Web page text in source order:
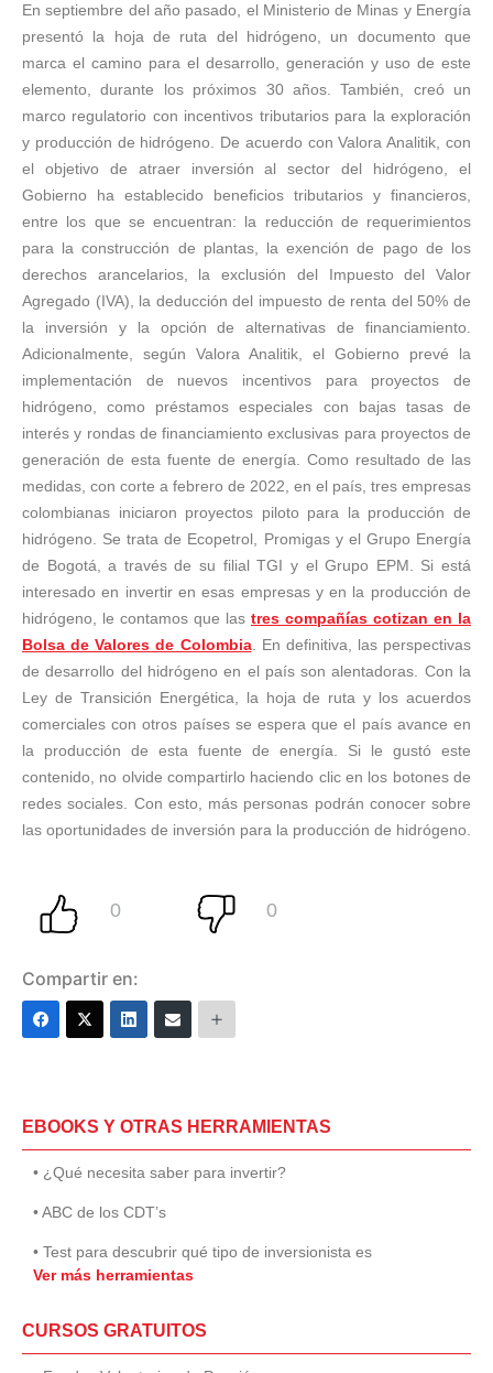
En septiembre del año pasado, el Ministerio de Minas y Energía
presentó la hoja de ruta del hidrógeno, un documento que
marca el camino para el desarrollo, generación y uso de este
elemento, durante los próximos 30 años. También, creó un
marco regulatorio con incentivos tributarios para la exploración
y producción de hidrógeno. De acuerdo con Valora Analitik, con
el objetivo de atraer inversión al sector del hidrógeno, el
Gobierno ha establecido beneficios tributarios y financieros,
entre los que se encuentran: la reducción de requerimientos
para la construcción de plantas, la exención de pago de los
derechos arancelarios, la exclusión del Impuesto del Valor
Agregado (IVA), la deducción del impuesto de renta del 50% de
la inversión y la opción de alternativas de financiamiento.
Adicionalmente, según Valora Analitik, el Gobierno prevé la
implementación de nuevos incentivos para proyectos de
hidrógeno, como préstamos especiales con bajas tasas de
interés y rondas de financiamiento exclusivas para proyectos de
generación de esta fuente de energía. Como resultado de las
medidas, con corte a febrero de 2022, en el país, tres empresas
colombianas iniciaron proyectos piloto para la producción de
hidrógeno. Se trata de Ecopetrol, Promigas y el Grupo Energía
de Bogotá, a través de su filial TGI y el Grupo EPM. Si está
interesado en invertir en esas empresas y en la producción de
hidrógeno, le contamos que las tres compañías cotizan en la
Bolsa de Valores de Colombia. En definitiva, las perspectivas
de desarrollo del hidrógeno en el país son alentadoras. Con la
Ley de Transición Energética, la hoja de ruta y los acuerdos
comerciales con otros países se espera que el país avance en
la producción de esta fuente de energía. Si le gustó este
contenido, no olvide compartirlo haciendo clic en los botones de
redes sociales. Con esto, más personas podrán conocer sobre
las oportunidades de inversión para la producción de hidrógeno.
Compartir en:
EBOOKS Y OTRAS HERRAMIENTAS
• ¿Qué necesita saber para invertir?
• ABC de los CDT’s
• Test para descubrir qué tipo de inversionista es
Ver más herramientas
CURSOS GRATUITOS